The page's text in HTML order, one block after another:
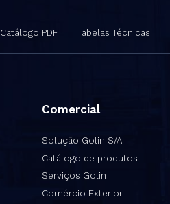
Catálogo PDF Tabelas Técnicas
Comercial
Solução Golin S/A
Catálogo de produtos
Serviços Golin
Comércio Exterior